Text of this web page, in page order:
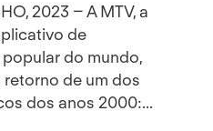
2023 – A MTV, a
de
do mundo,
de um dos
dos anos 2000:...